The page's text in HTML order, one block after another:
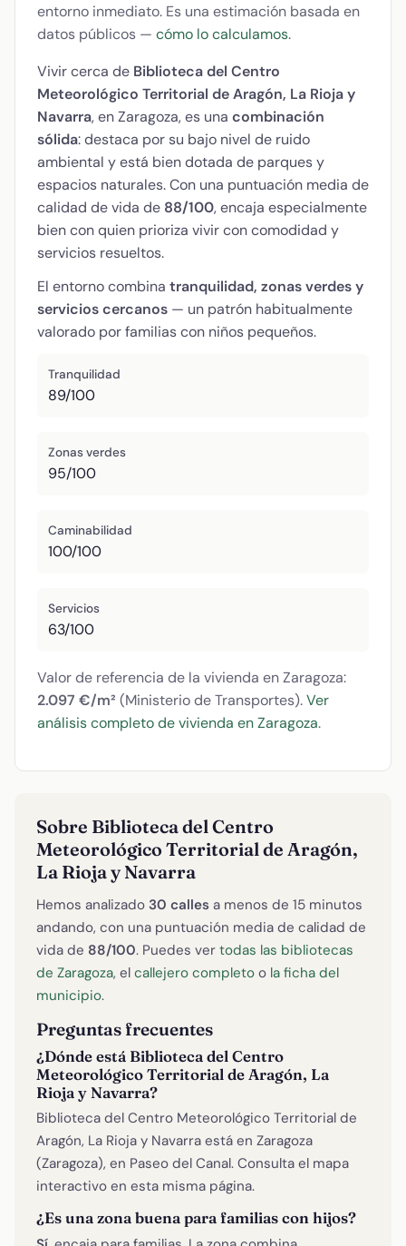
entorno inmediato. Es una estimación basada en
datos públicos — cómo lo calculamos.
Vivir cerca de Biblioteca del Centro
Meteorológico Territorial de Aragón, La Rioja y
Navarra, en Zaragoza, es una combinación
sólida: destaca por su bajo nivel de ruido
ambiental y está bien dotada de parques y
espacios naturales. Con una puntuación media de
calidad de vida de 88/100, encaja especialmente
bien con quien prioriza vivir con comodidad y
servicios resueltos.
El entorno combina tranquilidad, zonas verdes y
servicios cercanos — un patrón habitualmente
valorado por familias con niños pequeños.
Tranquilidad
89/100
Zonas verdes
95/100
Caminabilidad
100/100
Servicios
63/100
Valor de referencia de la vivienda en Zaragoza:
2.097 €/m² (Ministerio de Transportes).Ver
análisis completo de vivienda en Zaragoza.
Sobre Biblioteca del Centro
Meteorológico Territorial de Aragón,
La Rioja y Navarra
Hemos analizado 30 calles a menos de 15 minutos
andando, con una puntuación media de calidad de
vida de 88/100. Puedes ver todas las bibliotecas
de Zaragoza, el callejero completo o la ficha del
municipio.
Preguntas frecuentes
¿Dónde está Biblioteca del Centro
Meteorológico Territorial de Aragón, La
Rioja y Navarra?
Biblioteca del Centro Meteorológico Territorial de
Aragón, La Rioja y Navarra está en Zaragoza
(Zaragoza), en Paseo del Canal. Consulta el mapa
interactivo en esta misma página.
¿Es una zona buena para familias con hijos?